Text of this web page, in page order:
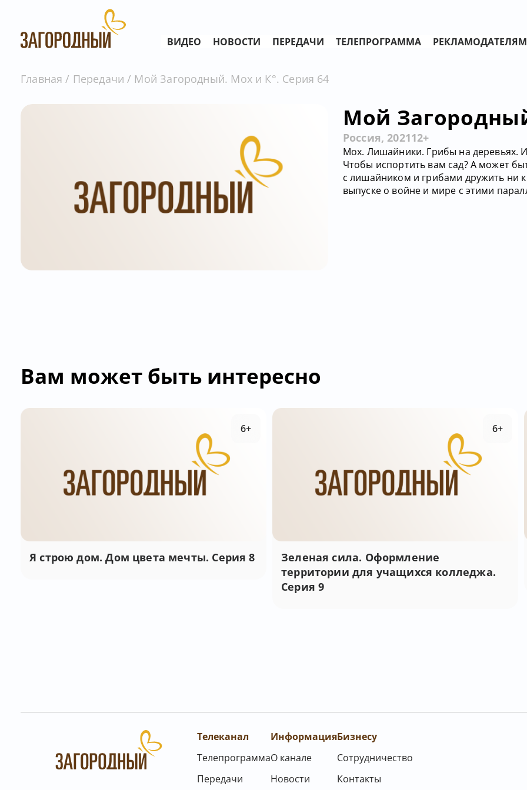
ВИДЕО НОВОСТИ ПЕРЕДАЧИ ТЕЛЕПРОГРАММА РЕКЛАМОДАТЕЛЯМ
Главная Передачи Мой Загородный. Мох и К°. Серия 64
Мой
Россия, 202112+
Мох. Лишайники. Грибы на деревьях.
Чтобы испортить вам сад? А может
с лишайником и грибами дружить ни
выпуске о войне и мире с этими
Вам может быть интересно
Я строю дом. Дом цвета мечты. Серия 8
6+
Зеленая сила. Оформление
территории для учащихся колледжа.
Серия 9
6+
Телеканал
Телепрограмма
Передачи
Информация
О канале
Новости
Бизнесу
Сотрудничество
Контакты